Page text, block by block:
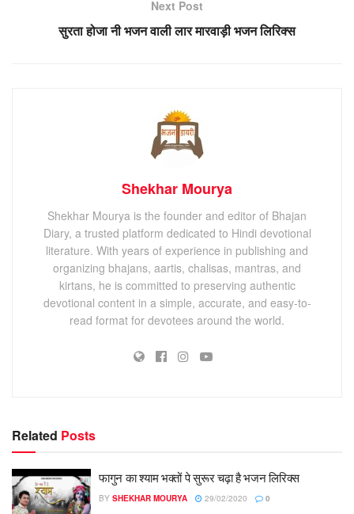
Next Post
सुरता होजा नी भजन वाली लार मारवाड़ी भजन लिरिक्स
Shekhar Mourya
Shekhar Mourya is the founder and editor of Bhajan
Diary, a trusted platform dedicated to Hindi devotional
literature. With years of experience in publishing and
organizing bhajans, aartis, chalisas, mantras, and
kirtans, he is committed to preserving authentic
devotional content in a simple, accurate, and easy-to-
read format for devotees around the world.
Related Posts
फागुन का श्याम भक्तों पे सुरूर चढ़ा है भजन लिरिक्स
BY SHEKHAR MOURYA 29/02/2020 0